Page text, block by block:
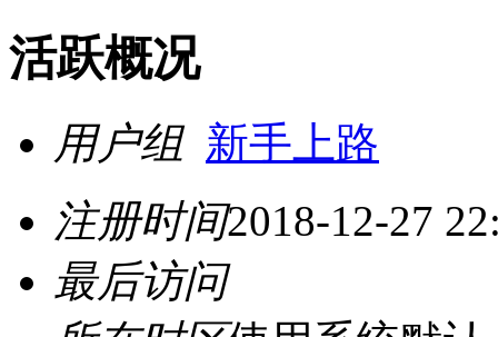
活跃概况
用户组 新手上路
注册时间2018-12-27
最后访问